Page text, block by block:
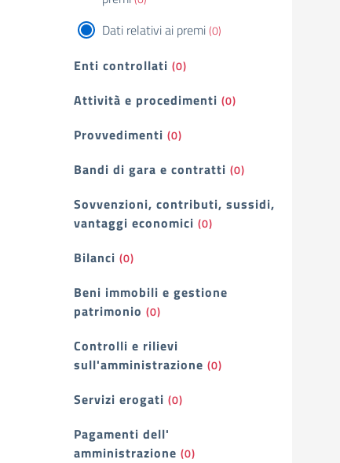
Dati relativi ai premi(0)
Enti controllati (0)
Attività e procedimenti (0)
Provvedimenti (0)
Bandi di gara e contratti (0)
Sovvenzioni, contributi, sussidi,
vantaggi economici (0)
Bilanci (0)
Beni immobili e gestione
patrimonio (0)
Controlli e rilievi
sull'amministrazione (0)
Servizi erogati (0)
Pagamenti dell'
amministrazione (0)